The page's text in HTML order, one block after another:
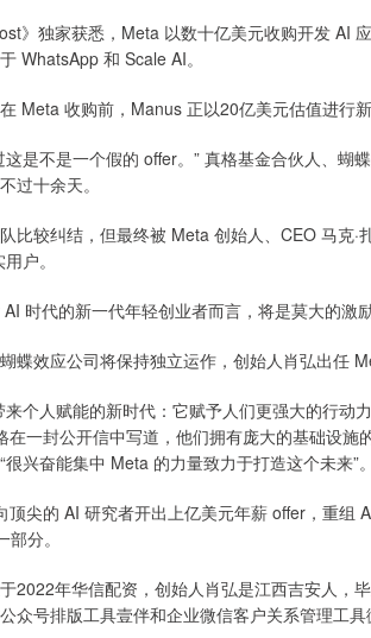
》独家获悉，Meta 以数十亿美元收购开发 AI
WhatsApp 和 Scale AI。
Meta 收购前，Manus 正以20亿美元估值进行新
这是不是一个假的 offer。” 真格基金合伙人、
过十余天。
比较纠结，但最终被 Meta 创始人、CEO 马克
户。
时代的新一代年轻创业者而言，将是莫大的激
蝶效应公司将保持独立运作，创始人肖弘出任
来个人赋能的新时代：它赋予人们更强大的行
在一封公开信中写道，他们拥有庞大的基础设
兴奋能集中 Meta 的力量致力于打造这个未来”。
顶尖的 AI 研究者开出上亿美元年薪 offer，重组
分。
2022年华信配资，创始人肖弘是江西吉安人，
众号排版工具壹伴和企业微信客户关系管理工具